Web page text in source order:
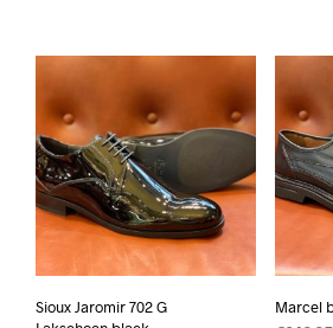
meerdere
variaties.
Deze
optie
kan
gekozen
worden
Sioux Jaromir 702 G
Marcel